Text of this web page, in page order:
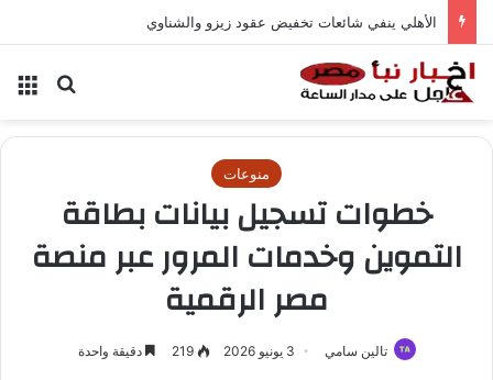
الأهلي ينفي شائعات تخفيض عقود زيزو والشناوي
بحث
منوعات
خطوات تسجيل بيانات بطاقة
التموين وخدمات المرور عبر منصة
مصر الرقمية
تالين سامي 3 يونيو 2026 219 دقيقة واحدة